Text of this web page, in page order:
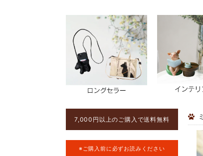
7,000円以上のご購入で送料無料
※ご購入前に必ずお読みください